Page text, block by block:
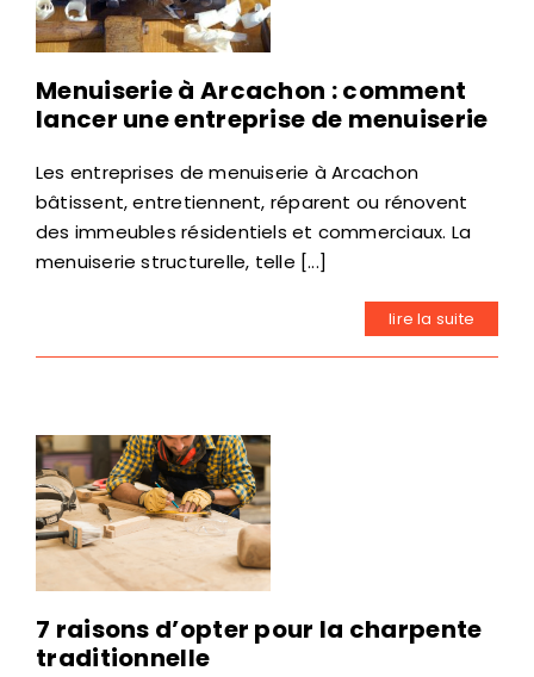
Menuiserie à Arcachon : comment
lancer une entreprise de menuiserie
Les entreprises de menuiserie à Arcachon
bâtissent, entretiennent, réparent ou rénovent
des immeubles résidentiels et commerciaux. La
menuiserie structurelle, telle [...]
lire la suite
7 raisons d’opter pour la charpente
traditionnelle